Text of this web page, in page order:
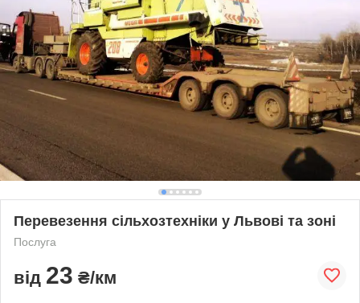
Перевезення сільхозтехніки у Львові та зоні
Послуга
від 23 ₴/км